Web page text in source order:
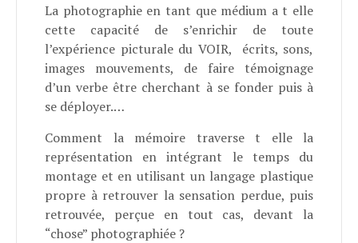
La photographie en tant que médium a t elle
cette capacité de s’enrichir de toute
l’expérience picturale du VOIR, écrits, sons,
images mouvements, de faire témoignage
d’un verbe être cherchant à se fonder puis à
se déployer.…
Comment la mémoire traverse t elle la
représentation en intégrant le temps du
montage et en utilisant un langage plastique
propre à retrouver la sensation perdue, puis
retrouvée, perçue en tout cas, devant la
“chose” photographiée ?